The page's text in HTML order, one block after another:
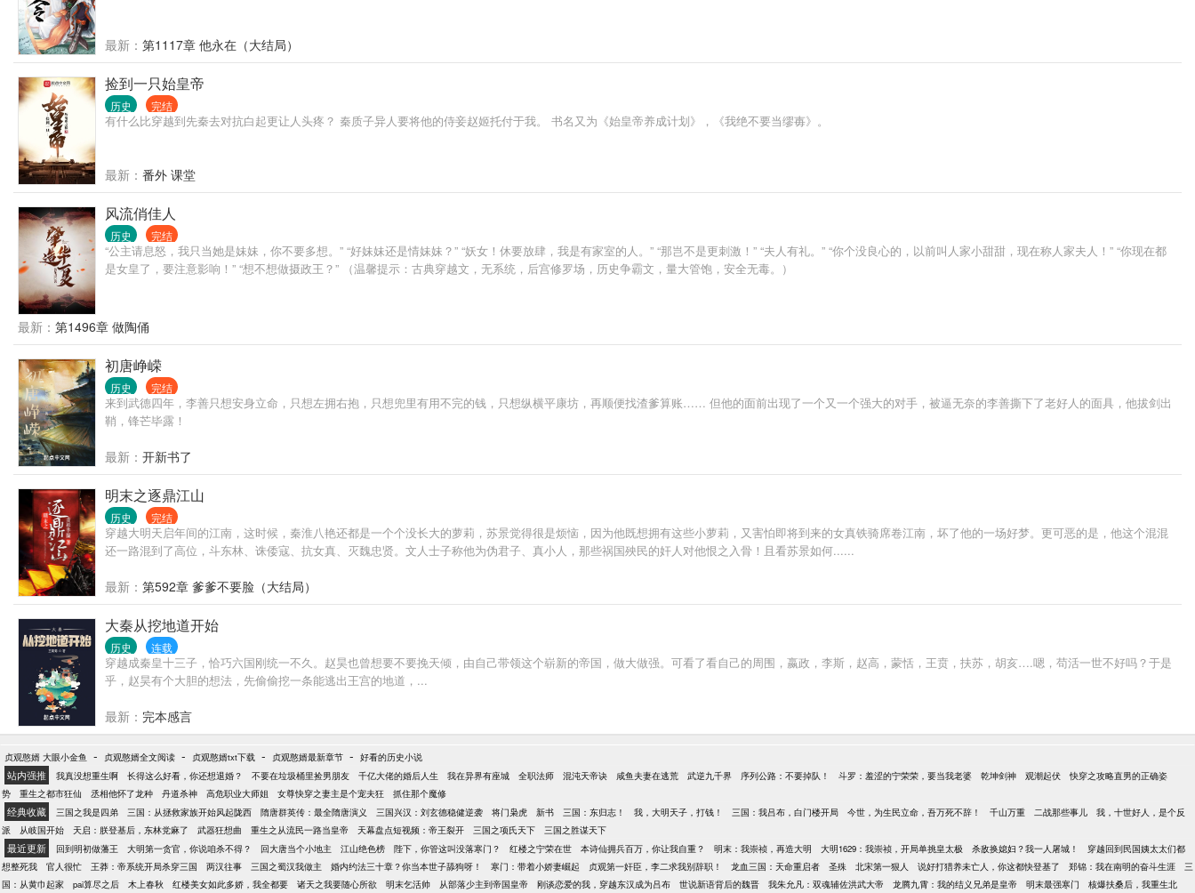
最新： 第1117章 他永在（大结局）
捡到一只始皇帝
历史 完结
有什么比穿越到先秦去对抗白起更让人头疼？ 秦质子异人要将他的侍妾赵姬托付于我。 书名又为《始皇帝养成计划》，《我绝不要当缪毐》。
最新： 番外 课堂
风流俏佳人
历史 完结
“公主请息怒，我只当她是妹妹，你不要多想。” “好妹妹还是情妹妹？” “妖女！休要放肆，我是有家室的人。” “那岂不是更刺激！” “夫人有礼。” “你个没良心的，以前叫人家小甜甜，现在称人家夫人！” “你现在都
是女皇了，要注意影响！” “想不想做摄政王？” （温馨提示：古典穿越文，无系统，后宫修罗场，历史争霸文，量大管饱，安全无毒。）
最新： 第1496章 做陶俑
初唐峥嵘
历史 完结
来到武德四年，李善只想安身立命，只想左拥右抱，只想兜里有用不完的钱，只想纵横平康坊，再顺便找渣爹算账…… 但他的面前出现了一个又一个强大的对手，被逼无奈的李善撕下了老好人的面具，他拔剑出
鞘，锋芒毕露！
最新： 开新书了
明末之逐鼎江山
历史 完结
穿越大明天启年间的江南，这时候，秦淮八艳还都是一个个没长大的萝莉，苏景觉得很是烦恼，因为他既想拥有这些小萝莉，又害怕即将到来的女真铁骑席卷江南，坏了他的一场好梦。更可恶的是，他这个混混
还一路混到了高位，斗东林、诛倭寇、抗女真、灭魏忠贤。文人士子称他为伪君子、真小人，那些祸国殃民的奸人对他恨之入骨！且看苏景如何......
最新： 第592章 爹爹不要脸（大结局）
大秦从挖地道开始
历史 连载
穿越成秦皇十三子，恰巧六国刚统一不久。赵昊也曾想要不要挽天倾，由自己带领这个崭新的帝国，做大做强。可看了看自己的周围，嬴政，李斯，赵高，蒙恬，王贲，扶苏，胡亥….嗯，苟活一世不好吗？于是
乎，赵昊有个大胆的想法，先偷偷挖一条能逃出王宫的地道，...
最新： 完本感言
贞观憨婿 大眼小金鱼 - 贞观憨婿全文阅读 - 贞观憨婿txt下载 - 贞观憨婿最新章节 - 好看的历史小说
站内强推 我真没想重生啊 长得这么好看，你还想退婚？ 不要在垃圾桶里捡男朋友 千亿大佬的婚后人生 我在异界有座城 全职法师 混沌天帝诀 咸鱼夫妻在逃荒 武逆九千界 序列公路：不要掉队！ 斗罗：羞涩的宁荣荣，要当我老婆 乾坤剑神 观潮起伏
快穿之攻略直男的正确姿
势
重生之都市狂仙 丞相他怀了龙种 丹道杀神 高危职业大师姐 女尊快穿之妻主是个宠夫狂 抓住那个魔修
经典收藏 三国之我是四弟 三国：从拯救家族开始风起陇西 隋唐群英传：最全隋唐演义 三国兴汉：刘玄德稳健逆袭 将门枭虎 新书 三国：东归志！ 我，大明天子，打钱！ 三国：我吕布，白门楼开局 今世，为生民立命，吾万死不辞！ 千山万重 二战那些事儿
我，十世好人，是个反
派
从岐国开始 天启：朕登基后，东林党麻了 武器狂想曲 重生之从流民一路当皇帝 天幕盘点短视频：帝王裂开 三国之项氏天下 三国之胜谋天下
最近更新 回到明初做藩王 大明第一贪官，你说咱杀不得？ 回大唐当个小地主 江山绝色榜 陛下，你管这叫没落寒门？ 红楼之宁荣在世 本诗仙拥兵百万，你让我自重？ 明末：我崇祯，再造大明 大明1629：我崇祯，开局单挑皇太极 杀敌换媳妇？我一人屠城！
穿越回到民国姨太太们都
想整死我
官人很忙 王莽：帝系统开局杀穿三国 两汉往事 三国之蜀汉我做主 婚内约法三十章？你当本世子舔狗呀！ 寒门：带着小娇妻崛起 贞观第一奸臣，李二求我别辞职！ 龙血三国：天命重启者 圣殊 北宋第一狠人 说好打猎养未亡人，你这都快登基了 郑锦：我在南明的奋斗生涯
三
国：从黄巾起家
pai算尽之后 木上春秋 红楼美女如此多娇，我全都要 诸天之我要随心所欲 明末乞活帅 从部落少主到帝国皇帝 刚谈恋爱的我，穿越东汉成为吕布 世说新语背后的魏晋 我朱允凡：双魂辅佐洪武大帝 龙腾九霄：我的结义兄弟是皇帝 明末最强寒门 核爆扶桑后，我重生北